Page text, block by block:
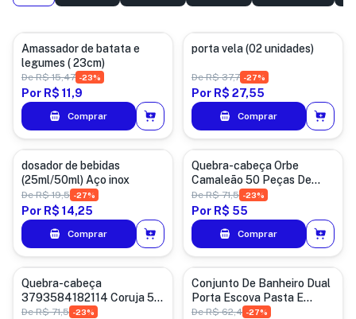
cozinha
Amassador de batata e
legumes ( 23cm)
DeR$ 15,47 -23%
Por R$ 11,9
Comprar
Decoração
porta vela (02 unidades)
DeR$ 37,7 -27%
Por R$ 27,55
Comprar
Diversos
dosador de bebidas
(25ml/50ml) Aço inox
DeR$ 19,5 -27%
Por R$ 14,25
Comprar
Brinquedos
Quebra-cabeça Orbe
Camaleão 50 Peças De
Madeira - Puzi
DeR$ 71,5 -23%
Por R$ 55
Comprar
Brinquedos
Quebra-cabeça
3793584182114 Coruja 50
Peças De Madeira - Puzi
DeR$ 71,5 -23%
Limpeza
Conjunto De Banheiro Dual
Porta Escova Pasta E
Sabonete - Ou Cor Branco
DeR$ 62,4 -27%